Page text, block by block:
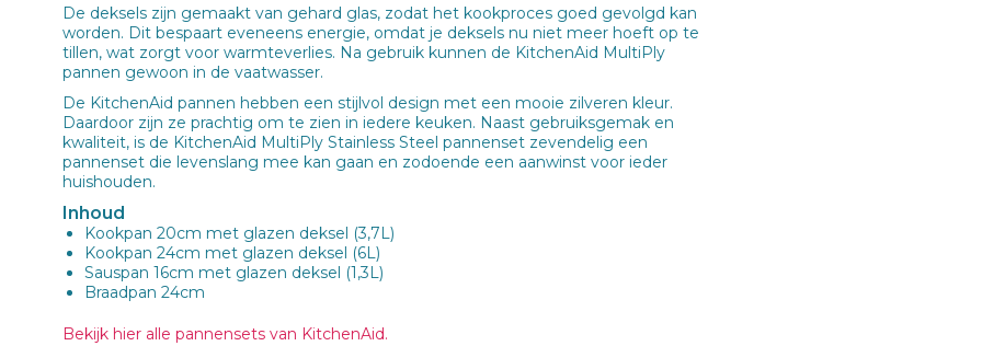
De deksels zijn gemaakt van gehard glas, zodat het kookproces goed gevolgd kan
worden. Dit bespaart eveneens energie, omdat je deksels nu niet meer hoeft op te
tillen, wat zorgt voor warmteverlies. Na gebruik kunnen de KitchenAid MultiPly
pannen gewoon in de vaatwasser.
De KitchenAid pannen hebben een stijlvol design met een mooie zilveren kleur.
Daardoor zijn ze prachtig om te zien in iedere keuken. Naast gebruiksgemak en
kwaliteit, is de KitchenAid MultiPly Stainless Steel pannenset zevendelig een
pannenset die levenslang mee kan gaan en zodoende een aanwinst voor ieder
huishouden.
Inhoud
Kookpan 20cm met glazen deksel (3,7L)
Kookpan 24cm met glazen deksel (6L)
Sauspan 16cm met glazen deksel (1,3L)
Braadpan 24cm
Bekijk hier alle pannensets van KitchenAid.